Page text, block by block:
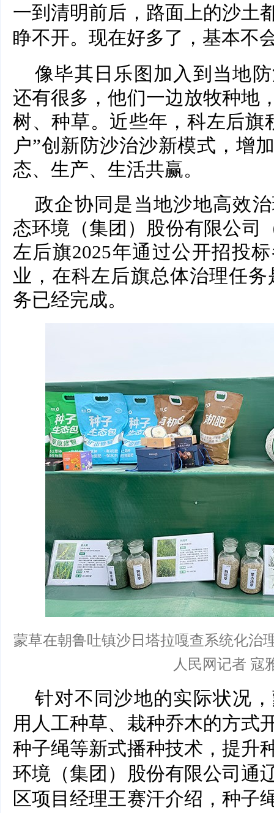
一到清明前后，路面上的沙土
睁不开。现在好多了，基本不
像毕其日乐图加入到当地
还有很多，他们一边放牧种地
树、种草。近些年，科左后旗
户”创新防沙治沙新模式，增
态、生产、生活共赢。
政企协同是当地沙地高效
态环境（集团）股份有限公司
左后旗2025年通过公开招投
业，在科左后旗总体治理任
务已经完成。
蒙草在朝鲁吐镇沙日塔拉嘎查系统化治
人民网记者 寇
针对不同沙地的实际状况
用人工种草、栽种乔木的方式
种子绳等新式播种技术，提升
环境（集团）股份有限公司通
区项目经理王赛汗介绍，种子